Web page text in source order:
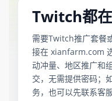
Twitch都
需要Twitch推广套餐
接在 xianfarm.com
动冲量、地区推广和
交，无需提供密码；
务，也可以先联系客